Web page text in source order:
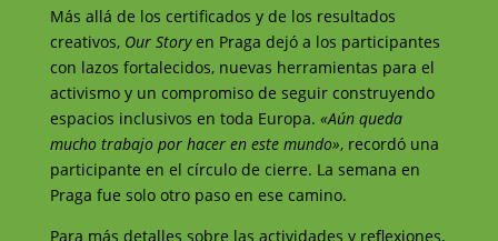
Más allá de los certificados y de los resultados
creativos, Our Storyen Praga dejó a los participantes
con lazos fortalecidos, nuevas herramientas para el
activismo y un compromiso de seguir construyendo
espacios inclusivos en toda Europa. «Aún queda
mucho trabajo por hacer en este mundo», recordó una
participante en el círculo de cierre. La semana en
Praga fue solo otro paso en ese camino.
Para más detalles sobre las actividades y reflexiones,